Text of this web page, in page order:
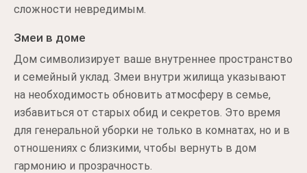
сложности невредимым.
Змеи в доме
Дом символизирует ваше внутреннее пространство
и семейный уклад. Змеи внутри жилища указывают
на необходимость обновить атмосферу в семье,
избавиться от старых обид и секретов. Это время
для генеральной уборки не только в комнатах, но и в
отношениях с близкими, чтобы вернуть в дом
гармонию и прозрачность.